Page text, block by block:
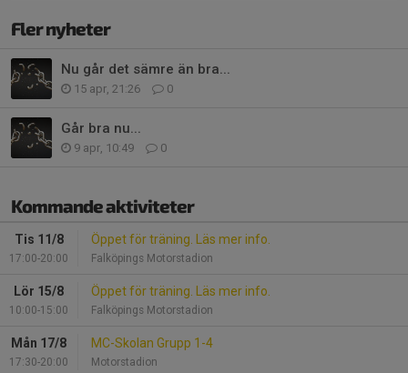
Fler nyheter
Nu går det sämre än bra...
15 apr, 21:26 0
Går bra nu...
9 apr, 10:49 0
Kommande aktiviteter
Tis 11/8
17:00-20:00
Öppet för träning. Läs mer info.
Falköpings Motorstadion
Lör 15/8
10:00-15:00
Öppet för träning. Läs mer info.
Falköpings Motorstadion
Mån 17/8
17:30-20:00
MC-Skolan Grupp 1-4
Motorstadion